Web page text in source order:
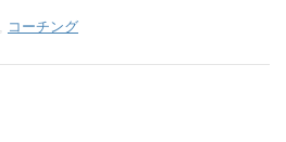
コーチング